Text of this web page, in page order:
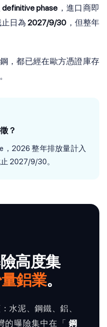
definitive phase ，進口商即
止日為2027/9/30 ，但整年
，都已經在歐方憑證庫存
。
？
，2026 整年排放量計入
2027/9/30。
高度集
鋁業。
水泥、鋼鐵、鋁、
的曝險集中在「 鋼